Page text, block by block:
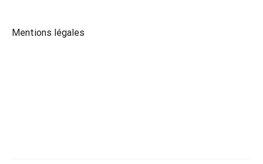
Mentions légales